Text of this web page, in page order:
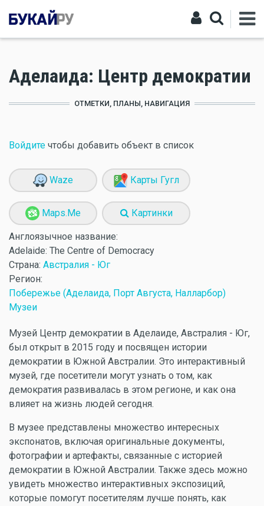
Аделаида: Центр демократии
ОТМЕТКИ, ПЛАНЫ, НАВИГАЦИЯ
Войдите чтобы добавить объект в список
Waze Карты Гугл
Maps.Me Картинки
Англоязычное название:
Adelaide: The Centre of Democracy
Страна: Австралия - Юг
Регион:
Побережье (Аделаида, Порт Августа, Налларбор)
Музеи
Музей Центр демократии в Аделаиде, Австралия - Юг,
был открыт в 2015 году и посвящен истории
демократии в Южной Австралии. Это интерактивный
музей, где посетители могут узнать о том, как
демократия развивалась в этом регионе, и как она
влияет на жизнь людей сегодня.
В музее представлены множество интересных
экспонатов, включая оригинальные документы,
фотографии и артефакты, связанные с историей
демократии в Южной Австралии. Также здесь можно
увидеть множество интерактивных экспозиций,
которые помогут посетителям лучше понять, как